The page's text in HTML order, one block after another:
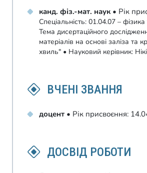
канд. фіз.-мат. наук • Рік
Спеціальність: 01.04.07 – фізика
Тема дисертаційного
матеріалів на основі заліза та
хвиль" • Науковий керівник:
ВЧЕНІ ЗВАННЯ
доцент • Рік присвоєння:
ДОСВІД РОБОТИ